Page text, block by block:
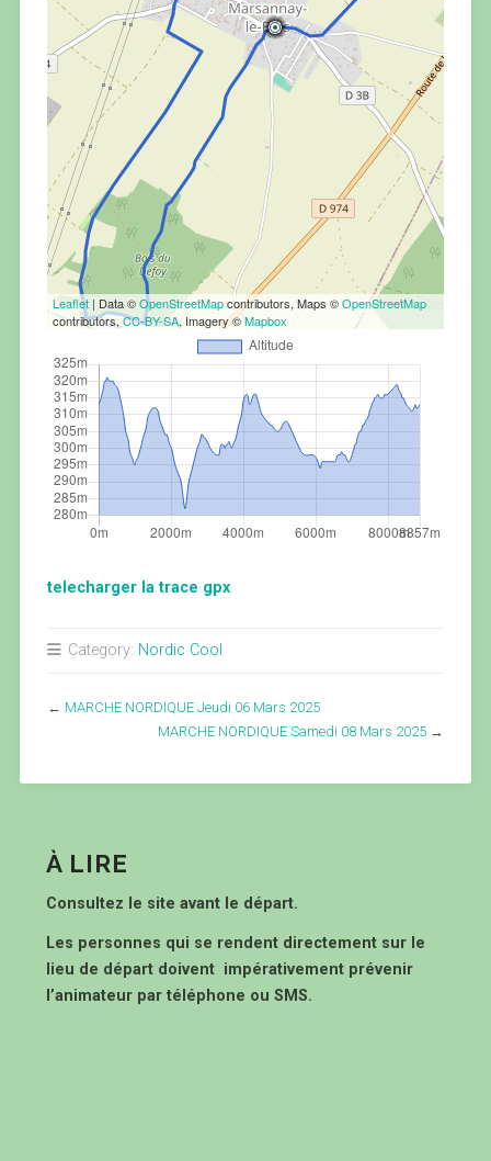
Leaflet| Data ©OpenStreetMapcontributors, Maps ©OpenStreetMap
contributors,CC-BY-SA, Imagery ©Mapbox
telecharger la trace gpx
Category: Nordic Cool
← MARCHE NORDIQUE Jeudi 06 Mars 2025
MARCHE NORDIQUE Samedi 08 Mars 2025 →
À LIRE
Consultez le site avant le départ.
Les personnes qui se rendent directement sur le
lieu de départ doivent impérativement prévenir
l’animateur par téléphone ou SMS.